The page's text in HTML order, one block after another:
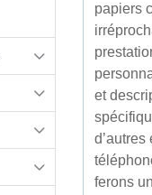
papiers
et
ferons